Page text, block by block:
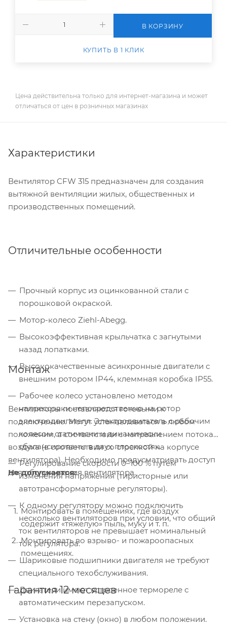
В КОРЗИНУ
КУПИТЬ В 1 КЛИК
Цена действительна только для интернет-магазина и может
отличаться от цен в розничных магазинах
Характеристики
Вентилятор CFW 315 предназначен для создания
вытяжной вентиляции жилых, общественных и
производственных помещений.
Отличительные особенности
Прочный корпус из оцинкованной стали с
порошковой окраской.
Мотор-колесо Ziehl-Abegg.
Высокоэффективная крыльчатка с загнутыми
назад лопатками.
Высококачественные асинхронные двигатели с
внешним ротором IP44, клеммная коробка IP55.
Рабочее колесо установлено методом
напрессовки непосредственно на ротор
электродвигателя. Электродвигатель с рабочим
колесом статически и динамически
сбалансированы в двух плоскостях.
Регулирование скорости 0–100 % путем
изменения напряжения (тиристорные или
автотрансформаторные регуляторы).
К одному регулятору можно подключить
несколько вентиляторов при условии, что общий
ток вентиляторов не превышает номинальный
ток регулятора.
Шариковые подшипники двигателя не требуют
специального техобслуживания.
Двигатели имеют встроенное термореле с
автоматическим перезапуском.
Установка на стену (окно) в любом положении.
Монтаж
Вентиляторы поставляются готовыми к
подключению. Могут устанавливаться в любом
положении, в соответствии с направлением потока
воздуха (в соответствии со стрелкой на корпусе
вентилятора). Необходимо предусматривать доступ
для обслуживания вентилятора.
Не допускается:
Монтировать в помещениях, где воздух
содержит «тяжелую» пыль, муку и т. п.
Монтировать во взрыво- и пожароопасных
помещениях.
Гарантия 12 месяцев